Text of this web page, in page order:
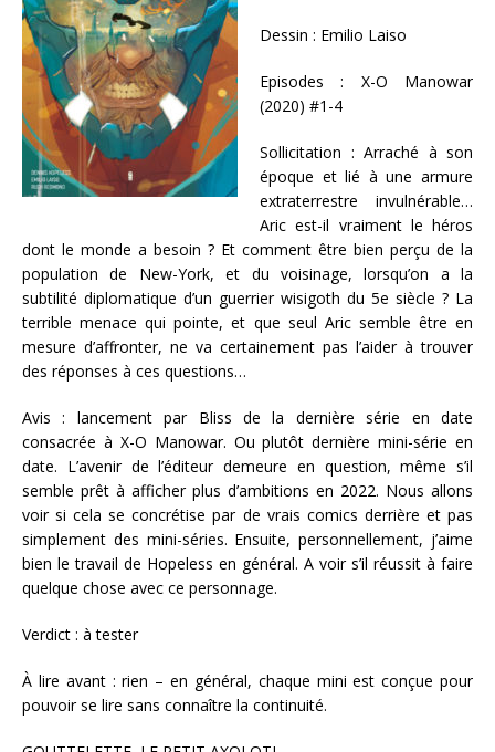
Dessin : Emilio Laiso
Episodes : X-O Manowar
(2020) #1-4
Sollicitation : Arraché à son
époque et lié à une armure
extraterrestre invulnérable…
Aric est-il vraiment le héros
dont le monde a besoin ? Et comment être bien perçu de la
population de New-York, et du voisinage, lorsqu’on a la
subtilité diplomatique d’un guerrier wisigoth du 5e siècle ? La
terrible menace qui pointe, et que seul Aric semble être en
mesure d’affronter, ne va certainement pas l’aider à trouver
des réponses à ces questions…
Avis : lancement par Bliss de la dernière série en date
consacrée à X-O Manowar. Ou plutôt dernière mini-série en
date. L’avenir de l’éditeur demeure en question, même s’il
semble prêt à afficher plus d’ambitions en 2022. Nous allons
voir si cela se concrétise par de vrais comics derrière et pas
simplement des mini-séries. Ensuite, personnellement, j’aime
bien le travail de Hopeless en général. A voir s’il réussit à faire
quelque chose avec ce personnage.
Verdict : à tester
À lire avant : rien – en général, chaque mini est conçue pour
pouvoir se lire sans connaître la continuité.